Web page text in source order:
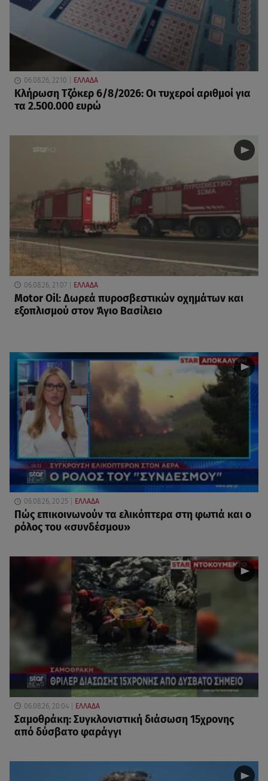
06.08.26, 22:10 ΕΛΛΑΔΑ
Κλήρωση Τζόκερ 6/8/2026: Οι τυχεροί αριθμοί για
τα 2.500.000 ευρώ
06.08.26, 21:07 ΕΛΛΑΔΑ
Motor Oil: Δωρεά πυροσβεστικών οχημάτων και
εξοπλισμού στον Άγιο Βασίλειο
06.08.26, 20:25 ΕΛΛΑΔΑ
Πώς επικοινωνούν τα ελικόπτερα στη φωτιά και ο
ρόλος του «συνδέσμου»
06.08.26, 20:04 ΕΛΛΑΔΑ
Σαμοθράκη: Συγκλονιστική διάσωση 15χρονης
από δύσβατο φαράγγι